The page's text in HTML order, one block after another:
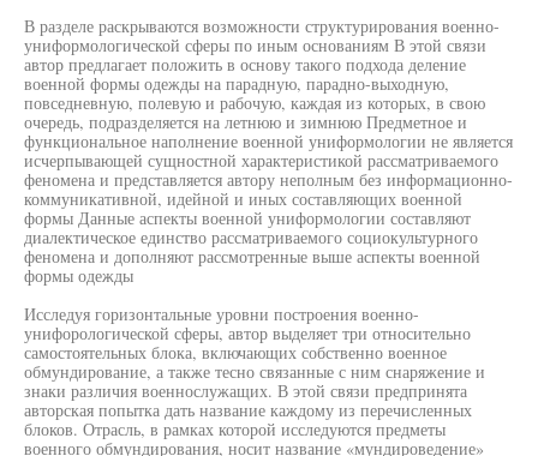
В разделе раскрываются возможности структурирования военно-
униформологической сферы по иным основаниям В этой связи
автор предлагает положить в основу такого подхода деление
военной формы одежды на парадную, парадно-выходную,
повседневную, полевую и рабочую, каждая из которых, в свою
очередь, подразделяется на летнюю и зимнюю Предметное и
функциональное наполнение военной униформологии не является
исчерпывающей сущностной характеристикой рассматриваемого
феномена и представляется автору неполным без информационно-
коммуникативной, идейной и иных составляющих военной
формы Данные аспекты военной униформологии составляют
диалектическое единство рассматриваемого социокультурного
феномена и дополняют рассмотренные выше аспекты военной
формы одежды
Исследуя горизонтальные уровни построения военно-
унифорологической сферы, автор выделяет три относительно
самостоятельных блока, включающих собственно военное
обмундирование, а также тесно связанные с ним снаряжение и
знаки различия военнослужащих. В этой связи предпринята
авторская попытка дать название каждому из перечисленных
блоков. Отрасль, в рамках которой исследуются предметы
военного обмундирования, носит название «мундироведение»